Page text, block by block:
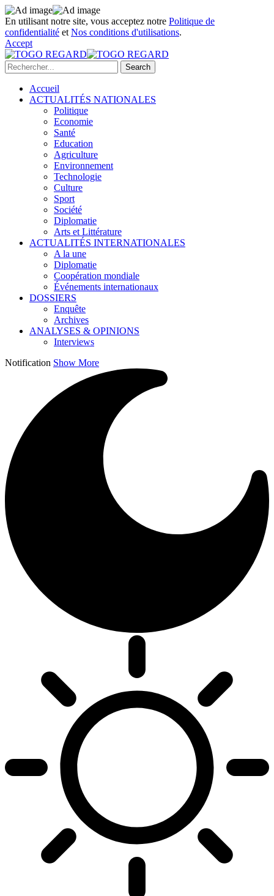
En utilisant notre site, vous acceptez notre Politique de
confidentialité et Nos conditions d'utilisations.
Accept
Accueil
ACTUALITÉS NATIONALES
Politique
Economie
Santé
Education
Agriculture
Environnement
Technologie
Culture
Sport
Société
Diplomatie
Arts et Littérature
ACTUALITÉS INTERNATIONALES
A la une
Diplomatie
Coopération mondiale
Événements internationaux
DOSSIERS
Enquête
Archives
ANALYSES & OPINIONS
Interviews
Notification Show More